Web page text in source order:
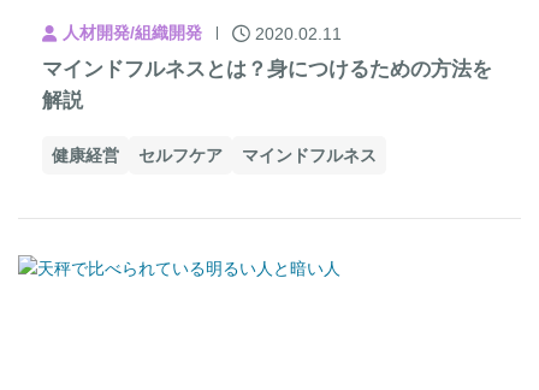
人材開発/組織開発 2020.02.11
マインドフルネスとは？身につけるための方法を
解説
健康経営 セルフケア マインドフルネス